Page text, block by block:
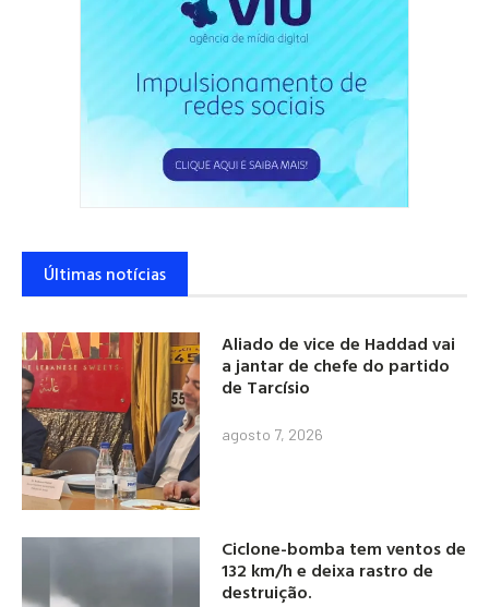
Últimas notícias
Aliado de vice de Haddad vai
a jantar de chefe do partido
de Tarcísio
agosto 7, 2026
Ciclone-bomba tem ventos de
132 km/h e deixa rastro de
destruição.